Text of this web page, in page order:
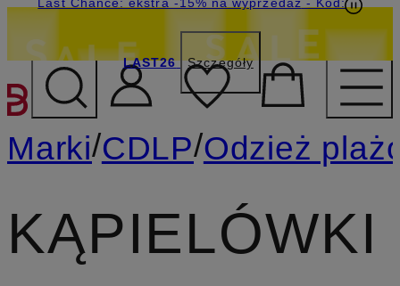
PRZEJDŹ DO GŁÓWNEJ
LAST26 Szczegóły
Marki/CDLP/Odzież
KĄPIELÓWKI